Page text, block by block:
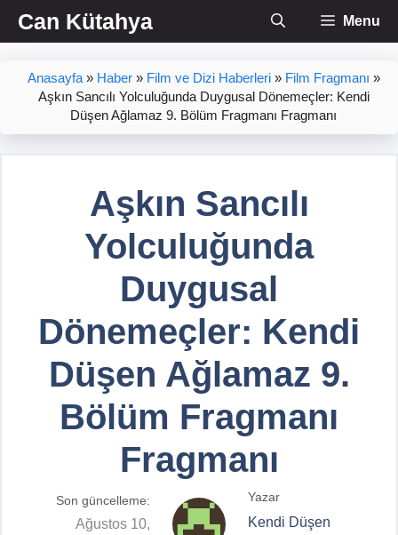
İçeriğe
atlaCan Kütahya Menu
Anasayfa» Haber» Film ve Dizi Haberleri» Film Fragmanı »
Aşkın Sancılı Yolculuğunda Duygusal Dönemeçler: Kendi
Düşen Ağlamaz 9. Bölüm Fragmanı Fragmanı
Aşkın Sancılı
Yolculuğunda
Duygusal
Dönemeçler: Kendi
Düşen Ağlamaz 9.
Bölüm Fragmanı
Fragmanı
Son güncelleme:
Ağustos 10,
Yazar
Kendi Düşen